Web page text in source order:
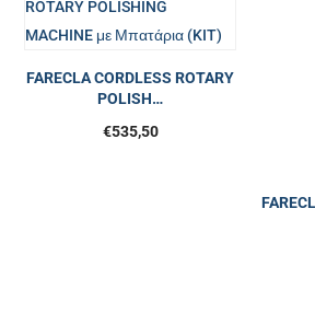
FARECLA CORDLESS ROTARY
POLISH…
€535,50